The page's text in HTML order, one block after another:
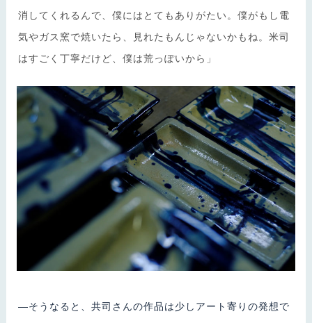
消してくれるんで、僕にはとてもありがたい。僕がもし電
気やガス窯で焼いたら、見れたもんじゃないかもね。米司
はすごく丁寧だけど、僕は荒っぽいから」
―そうなると、共司さんの作品は少しアート寄りの発想で